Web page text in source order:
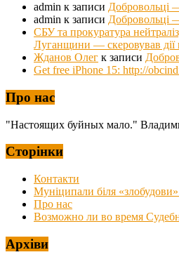
admin к записи Добровольці
admin к записи Добровольці
СБУ та прокуратура
Луганщини — скеровував дії
Жданов Олег к записи
Get free iPhone 15: http://
Про нас
"Настоящих буйных мало."
Сторінки
Контакти
Муніципали біля
Про нас
Возможно ли во время
Архіви